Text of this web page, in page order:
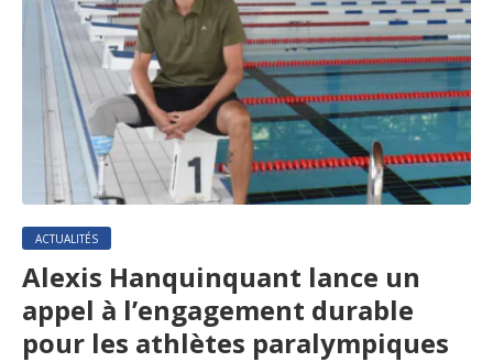
ACTUALITÉS
Alexis Hanquinquant lance un
appel à l’engagement durable
pour les athlètes paralympiques